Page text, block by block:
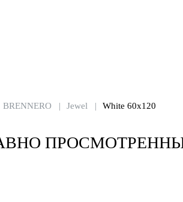
BRENNERO Jewel White 60x120